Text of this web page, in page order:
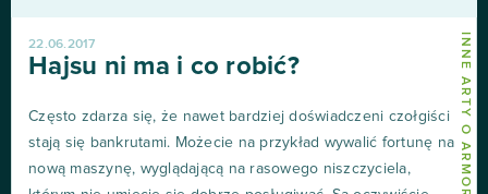
22.06.2017
Hajsu ni ma i co robić?
Często zdarza się, że nawet bardziej doświadczeni czołgiści
stają się bankrutami. Możecie na przykład wywalić fortunę na
nową maszynę, wyglądającą na rasowego niszczyciela,